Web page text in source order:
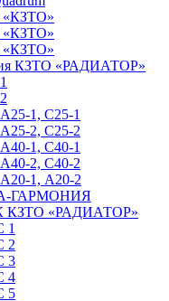
«КЗТО»
«КЗТО»
«КЗТО»
КЗТО «РАДИАТОР»
1, С25-1
2, С25-2
1, С40-1
2, С40-2
1, А20-2
ГАРМОНИЯ
КЗТО «РАДИАТОР»
1
2
3
4
5